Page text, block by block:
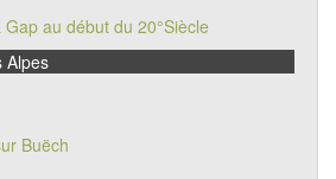
au début du 20°Siècle
Alpes
Buëch